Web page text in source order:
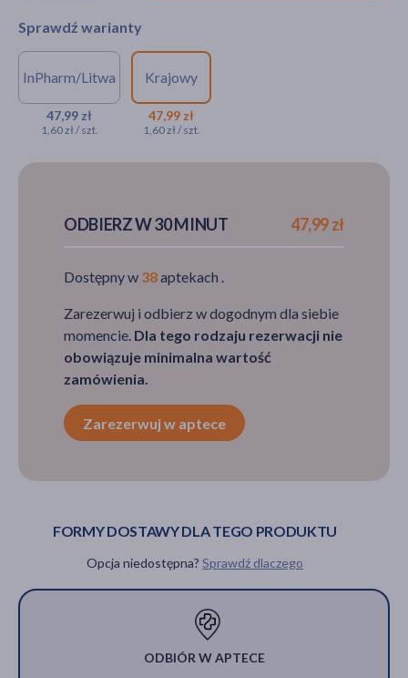
Sprawdź warianty
InPharm/Litwa
47,99 zł
1,60 zł / szt.
NA RECEPTĘ
Remirta Oro, 30mg, tabletki
ulegające rozpuszczeniu w
Krajowy
47,99 zł
1,60 zł / szt.
ODBIERZ W 30 MINUT 47,99 zł
Dostępny w 38aptekach .
Zarezerwuj i odbierz w dogodnym dla siebie
momencie. Dla tego rodzaju rezerwacji nie
obowiązuje minimalna wartość
zamówienia.
Zarezerwuj w aptece
FORMY DOSTAWY DLA TEGO PRODUKTU
Opcja niedostępna? Sprawdź dlaczego
ODBIÓR W APTECE